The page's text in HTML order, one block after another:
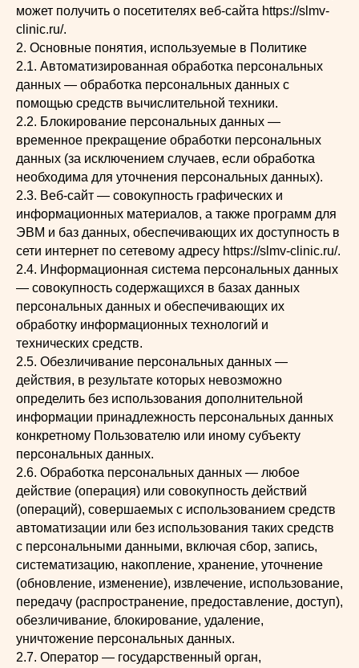
может получить о посетителях веб-сайта https://slmv-
clinic.ru/.
2. Основные понятия, используемые в Политике
2.1. Автоматизированная обработка персональных
данных — обработка персональных данных с
помощью средств вычислительной техники.
2.2. Блокирование персональных данных —
временное прекращение обработки персональных
данных (за исключением случаев, если обработка
необходима для уточнения персональных данных).
2.3. Веб-сайт — совокупность графических и
информационных материалов, а также программ для
ЭВМ и баз данных, обеспечивающих их доступность в
сети интернет по сетевому адресу https://slmv-clinic.ru/.
2.4. Информационная система персональных данных
— совокупность содержащихся в базах данных
персональных данных и обеспечивающих их
обработку информационных технологий и
технических средств.
2.5. Обезличивание персональных данных —
действия, в результате которых невозможно
определить без использования дополнительной
информации принадлежность персональных данных
конкретному Пользователю или иному субъекту
персональных данных.
2.6. Обработка персональных данных — любое
действие (операция) или совокупность действий
(операций), совершаемых с использованием средств
автоматизации или без использования таких средств
с персональными данными, включая сбор, запись,
систематизацию, накопление, хранение, уточнение
(обновление, изменение), извлечение, использование,
передачу (распространение, предоставление, доступ),
обезличивание, блокирование, удаление,
уничтожение персональных данных.
2.7. Оператор — государственный орган,